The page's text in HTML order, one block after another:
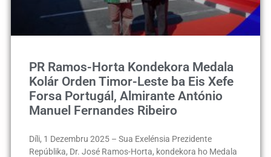
PR Ramos-Horta Kondekora Medala
Kolár Orden Timor-Leste ba Eis Xefe
Forsa Portugál, Almirante António
Manuel Fernandes Ribeiro
Díli, 1 Dezembru 2025 – Sua Exelénsia Prezidente
Repúblika, Dr. José Ramos-Horta, kondekora ho Medala